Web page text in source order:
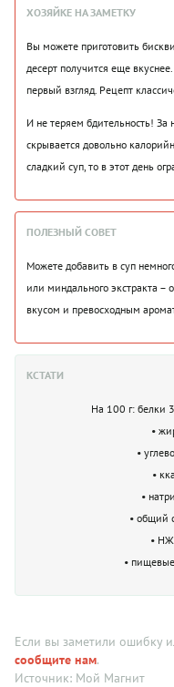
ХОЗЯЙКЕ НА ЗАМЕТКУ
Вы можете приготовить
десерт получится еще
первый взгляд. Рецепт
И не теряем бдительность! За
скрывается довольно
сладкий суп, то в этот день
ПОЛЕЗНЫЙ СОВЕТ
Можете добавить в суп
или миндального экстракта
вкусом и превосходным
КСТАТИ
На 100 г: белки
•
•
•
•
• общий
•
•
Если вы заметили ошибку
сообщите нам.
Источник: Мой Магнит